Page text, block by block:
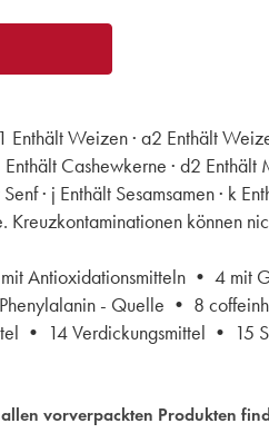
Weizen · a2 Enthält
Cashewkerne · d2
Senf · j Enthält Sesamsamen ·
Kreuzkontaminationen können
Antioxidationsmitteln • 4 mit
- Quelle • 8
• 14 Verdickungsmittel •
vorverpackten Produkten